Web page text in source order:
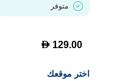
متوفر
D 129.00
اختر موقعك